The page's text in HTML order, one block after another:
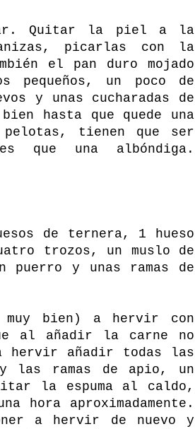
Quitar la piel a la
picarlas con la
el pan duro mojado
un poco de
y unas cucharadas de
hasta que quede una
pelotas, tienen que ser
que una albóndiga.
de ternera, 1 hueso
trozos, un muslo de
puerro y unas ramas de
bien) a hervir con
al añadir la carne no
a hervir añadir todas las
las ramas de apio, un
la espuma al caldo,
aproximadamente.
a hervir de nuevo y